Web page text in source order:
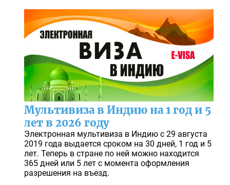
Мультивиза в Индию на 1 год и 5
лет в 2026 году
Электронная мультивиза в Индию с 29 августа
2019 года выдается сроком на 30 дней, 1 год и 5
лет. Теперь в стране по ней можно находится
365 дней или 5 лет с момента оформления
разрешения на въезд.